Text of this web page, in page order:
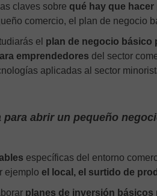
claves sobre qué hay que
comercio, el plan de negocio
el plan de negocio básico
emprendedores del sector
aplicadas al sector
para abrir un pequeño
específicas del entorno
ejemplo el local, el surtido de
planes de inversión básicos